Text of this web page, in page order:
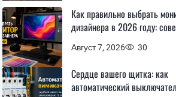
Август 7, 2026 30
Как правильно выбрать
дизайнера в 2026 году:
Сердце вашего щитка: как
автоматический